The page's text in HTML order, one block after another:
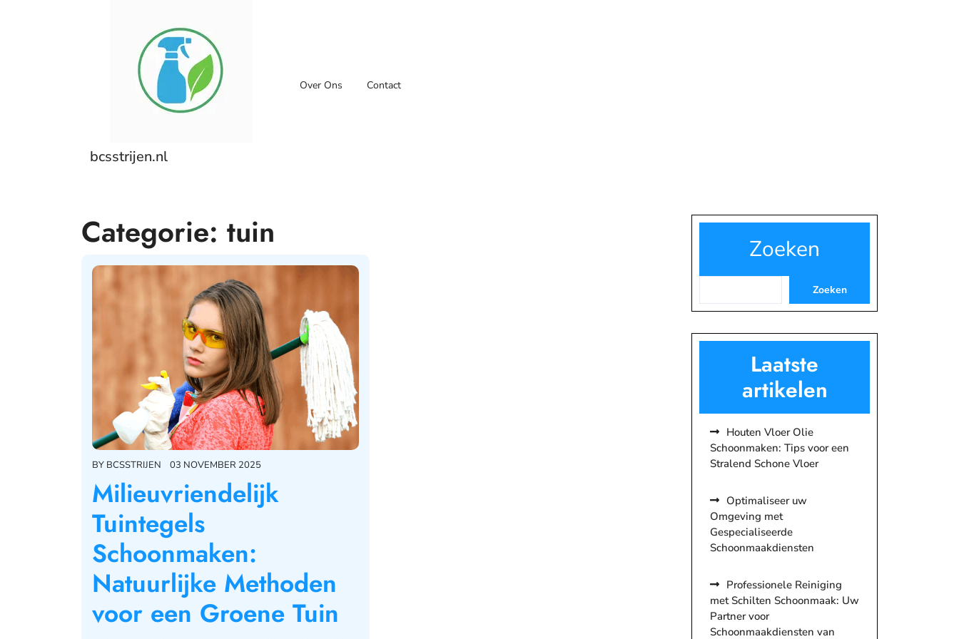
bcsstrijen.nl
Over Ons Contact
Categorie: tuin
BY BCSSTRIJEN 03 NOVEMBER 2025
Milieuvriendelijk
Tuintegels
Schoonmaken:
Natuurlijke Methoden
voor een Groene Tuin
Zoeken
Zoeken
Laatste
artikelen
Houten Vloer Olie
Schoonmaken: Tips voor een
Stralend Schone Vloer
Optimaliseer uw
Omgeving met
Gespecialiseerde
Schoonmaakdiensten
Professionele Reiniging
met Schilten Schoonmaak: Uw
Partner voor
Schoonmaakdiensten van